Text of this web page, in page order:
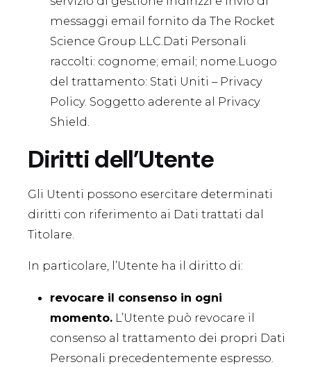
messaggi email fornito da The Rocket
Science Group LLC.Dati Personali
raccolti: cognome; email; nome.Luogo
del trattamento: Stati Uniti – Privacy
Policy. Soggetto aderente al Privacy
Shield.
Diritti dell’Utente
Gli Utenti possono esercitare determinati
diritti con riferimento ai Dati trattati dal
Titolare.
In particolare, l’Utente ha il diritto di:
revocare il consenso in ogni
momento. L’Utente può revocare il
consenso al trattamento dei propri Dati
Personali precedentemente espresso.